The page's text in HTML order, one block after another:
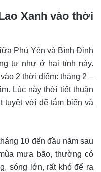
Xanh vào thời
Phú Yên và Bình Định
tự như ở hai tỉnh này.
2 thời điểm: tháng 2 –
Lúc này thời tiết thuận
tuyệt vời để tắm biển và
10 đến đầu năm sau
mưa bão, thường có
sóng lớn, rất khó để ra